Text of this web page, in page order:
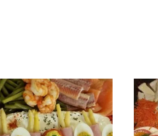
17:00 uur - za & zon aanvraag per mail.